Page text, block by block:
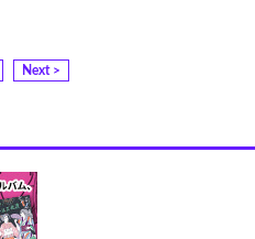
Next >